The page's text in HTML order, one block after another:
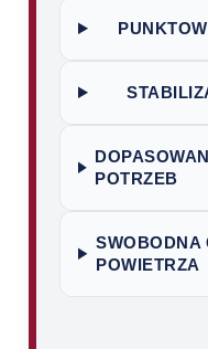
POTRZEB
SWOBODNA
POWIETRZA